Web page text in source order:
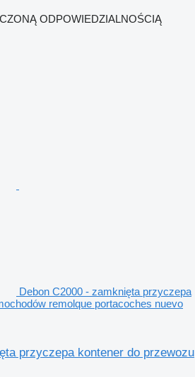
ODPOWIEDZIALNOŚCIĄ
Debon C2000 - zamknięta przyczepa
remolque portacoches nuevo
przyczepa kontener do przewozu